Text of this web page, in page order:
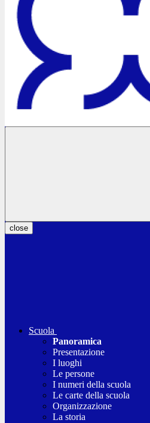
close
Scuola
Panoramica
Presentazione
I luoghi
Le persone
I numeri della scuola
Le carte della scuola
Organizzazione
La storia